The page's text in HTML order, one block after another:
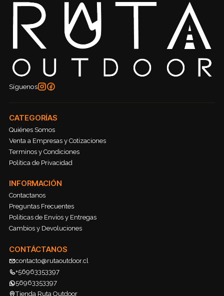
Síguenos
CATEGORÍAS
Quiénes Somos
Venta a Empresas y Cotizaciones
Terminos y Condiciones
Política de Privacidad
INFORMACIÓN
Contactanos
Preguntas Frecuentes
Políticas de Envíos y Entregas
Cambios y Devoluciones
CONTÁCTANOS
contacto@rutaoutdoor.cl
+56963353397
56963353397
Tienda Ruta Outdoor